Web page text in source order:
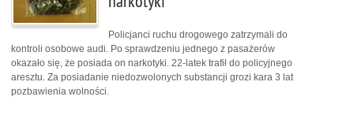
Policjanci ruchu drogowego zatrzymali do
kontroli osobowe audi. Po sprawdzeniu jednego z pasażerów
okazało się, że posiada on narkotyki. 22-latek trafił do policyjnego
aresztu. Za posiadanie niedozwolonych substancji grozi kara 3 lat
pozbawienia wolności.